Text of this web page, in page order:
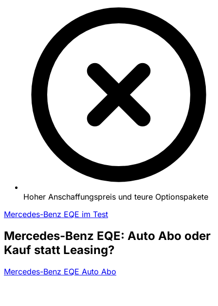
Hoher Anschaffungspreis und teure Optionspakete
Mercedes-Benz EQE im Test
Mercedes-Benz EQE: Auto Abo oder
Kauf statt Leasing?
Mercedes-Benz EQE Auto Abo